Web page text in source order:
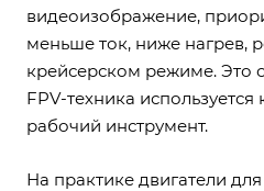
видеоизображение,
меньше ток, ниже нагрев,
крейсерском режиме. Это
FPV-техника
рабочий инструмент.
На практике двигатели